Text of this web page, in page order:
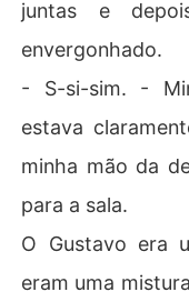
juntas e
envergonhado.
- S-si-sim. -
estava
minha mão da
para a sala.
O Gustavo era
eram uma